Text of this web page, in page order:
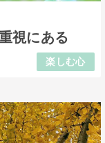
視にある
楽しむ心